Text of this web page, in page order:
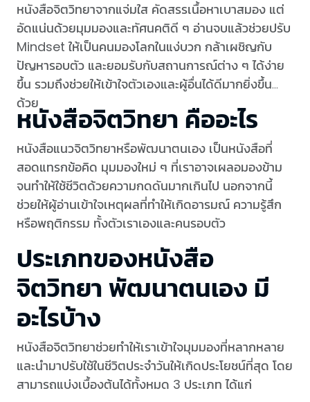
หนังสือจิตวิทยาจากแจ่มใส คัดสรรเนื้อหาเบาสมอง แต่
อัดแน่นด้วยมุมมองและทัศนคติดี ๆ อ่านจบแล้วช่วยปรับ
Mindset ให้เป็นคนมองโลกในแง่บวก กล้าเผชิญกับ
ปัญหารอบตัว และยอมรับกับสถานการณ์ต่าง ๆ ได้ง่าย
ขึ้น รวมถึงช่วยให้เข้าใจตัวเองและผู้อื่นได้ดีมากยิ่งขึ้น
ด้วย
หนังสือจิตวิทยา คืออะไร
หนังสือแนวจิตวิทยาหรือพัฒนาตนเอง เป็นหนังสือที่
สอดแทรกข้อคิด มุมมองใหม่ ๆ ที่เราอาจเผลอมองข้าม
จนทำให้ใช้ชีวิตด้วยความกดดันมากเกินไป นอกจากนี้
ช่วยให้ผู้อ่านเข้าใจเหตุผลที่ทำให้เกิดอารมณ์ ความรู้สึก
หรือพฤติกรรม ทั้งตัวเราเองและคนรอบตัว
ประเภทของหนังสือ
จิตวิทยา พัฒนาตนเอง มี
อะไรบ้าง
หนังสือจิตวิทยาช่วยทำให้เราเข้าใจมุมมองที่หลากหลาย
และนำมาปรับใช้ในชีวิตประจำวันให้เกิดประโยชน์ที่สุด โดย
สามารถแบ่งเบื้องต้นได้ทั้งหมด 3 ประเภท ได้แก่